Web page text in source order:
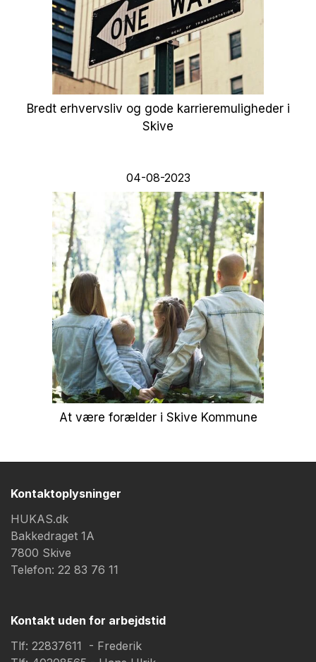
Bredt erhvervsliv og gode karrieremuligheder i
Skive
04-08-2023
At være forælder i Skive Kommune
Kontaktoplysninger
HUKAS.dk
Bakkedraget 1A
7800 Skive
Telefon: 22 83 76 11
Kontakt uden for arbejdstid
Tlf: 22837611 - Frederik